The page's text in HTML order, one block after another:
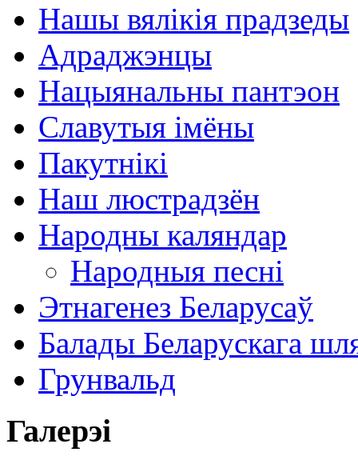
Нашы вялікія прадзеды
Адраджэнцы
Нацыянальны пантэон
Славутыя імёны
Пакутнікі
Наш люстрадзён
Народны каляндар
Народныя песні
Этнагенез Беларусаў
Балады Беларускага
Грунвальд
Галерэі